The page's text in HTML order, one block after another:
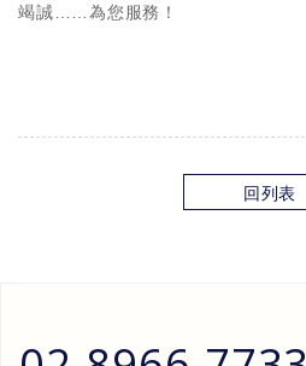
竭誠……為您服務！
回列表